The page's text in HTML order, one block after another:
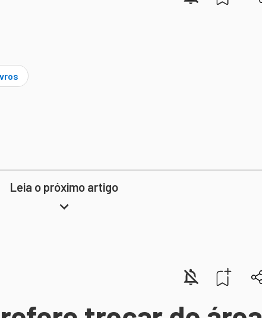
Leia o próximo artigo